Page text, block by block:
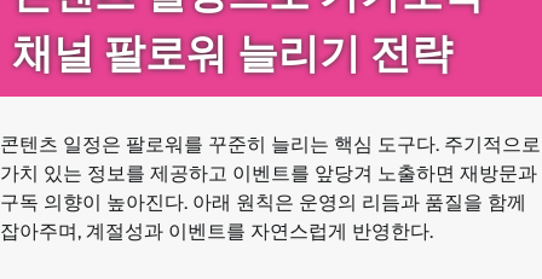
채널 팔로워 늘리기 전략
콘텐츠 일정은 팔로워를 꾸준히 늘리는 핵심 도구다. 주기적으로
가치 있는 정보를 제공하고 이벤트를 앞당겨 노출하면 재방문과
구독 의향이 높아진다. 아래 원칙은 운영의 리듬과 품질을 함께
잡아주며, 계절성과 이벤트를 자연스럽게 반영한다.